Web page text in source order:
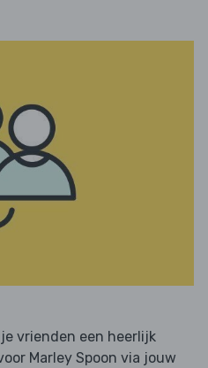
vrienden een heerlijk
Marley Spoon via jouw